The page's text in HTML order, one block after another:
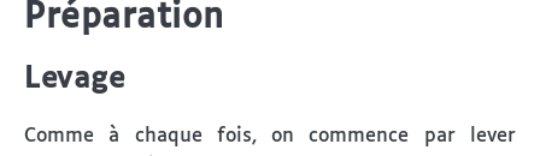
Préparation
Levage
Comme à chaque fois, on commence par lever